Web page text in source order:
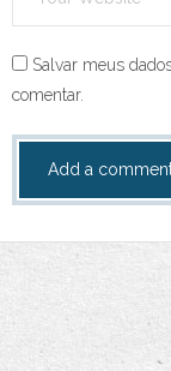
Salvar meus
comentar.